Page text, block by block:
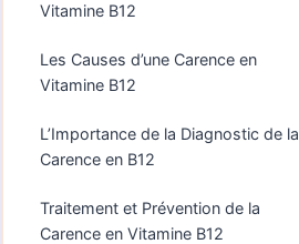
Vitamine B12
Les Causes d’une Carence en
Vitamine B12
L’Importance de la Diagnostic de la
Carence en B12
Traitement et Prévention de la
Carence en Vitamine B12